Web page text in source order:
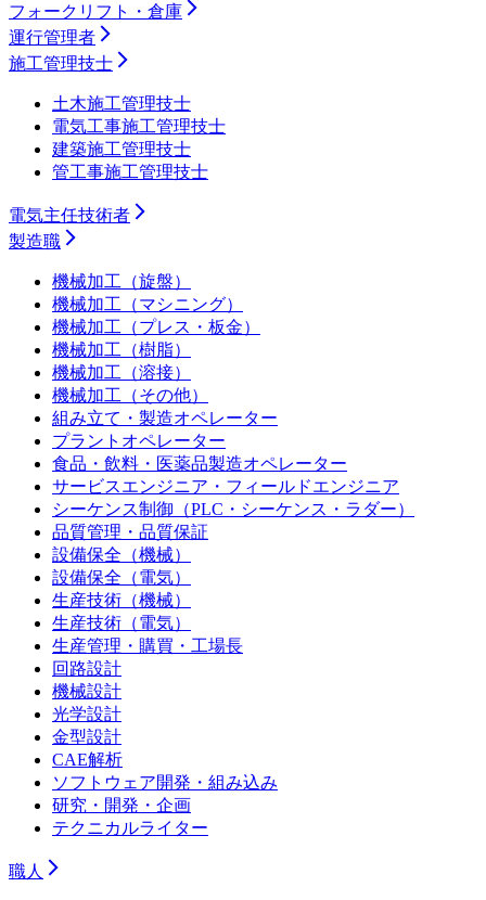
フォークリフト・倉庫
運行管理者
施工管理技士
土木施工管理技士
電気工事施工管理技士
建築施工管理技士
管工事施工管理技士
電気主任技術者
製造職
機械加工（旋盤）
機械加工（マシニング）
機械加工（プレス・板金）
機械加工（樹脂）
機械加工（溶接）
機械加工（その他）
組み立て・製造オペレーター
プラントオペレーター
食品・飲料・医薬品製造オペレーター
サービスエンジニア・フィールドエンジニア
シーケンス制御（PLC・シーケンス・ラダー）
品質管理・品質保証
設備保全（機械）
設備保全（電気）
生産技術（機械）
生産技術（電気）
生産管理・購買・工場長
回路設計
機械設計
光学設計
金型設計
CAE解析
ソフトウェア開発・組み込み
研究・開発・企画
テクニカルライター
職人